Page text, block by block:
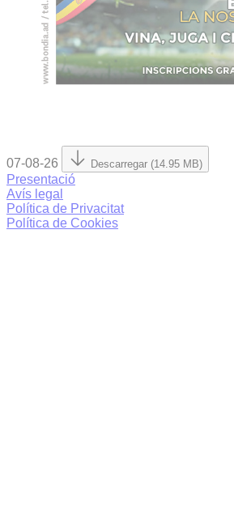
07-08-26 Descarregar (14.95 MB)
Presentació
Avís legal
Política de Privacitat
Política de Cookies